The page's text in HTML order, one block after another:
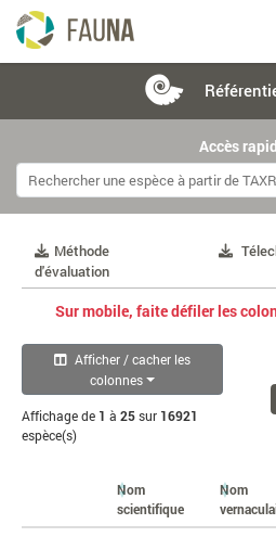
Accès
Méthode
d'évaluation
Sur mobile, faite défiler les
Afficher / cacher les
colonnes
Affichage de 1 à 25sur 16921
espèce(s)
Nom
scientifique
Nom